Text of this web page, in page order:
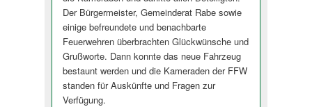
Der Bürgermeister, Gemeinderat Rabe sowie
einige befreundete und benachbarte
Feuerwehren überbrachten Glückwünsche und
Grußworte. Dann konnte das neue Fahrzeug
bestaunt werden und die Kameraden der FFW
standen für Auskünfte und Fragen zur
Verfügung.